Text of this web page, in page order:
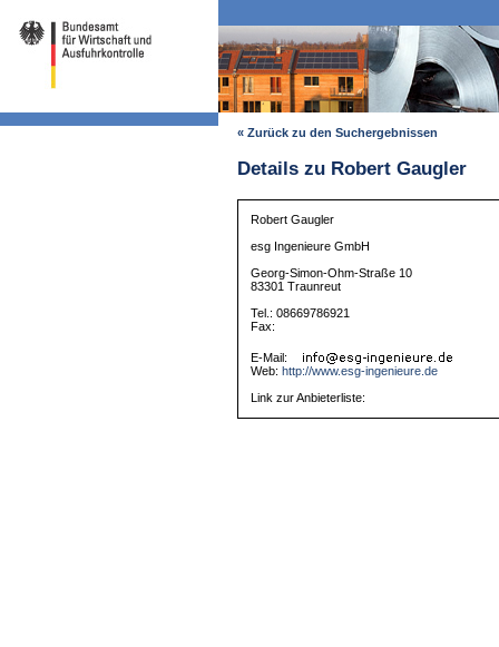
« Zurück zu den Suchergebnissen
Details zu Robert Gaugler
Robert Gaugler
esg Ingenieure GmbH
Georg-Simon-Ohm-Straße 10
83301 Traunreut
Tel.: 08669786921
Fax:
E-Mail:
Web: http://www.esg-ingenieure.de
Link zur Anbieterliste: